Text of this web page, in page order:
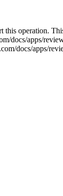
operation.
docs/apps/
docs/apps/